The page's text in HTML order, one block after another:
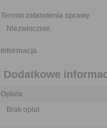
Termin załatwienia sprawy
Niezwłocznie.
Informacja
Dodatkowe
Opłata
Brak opłat